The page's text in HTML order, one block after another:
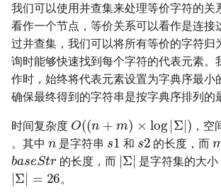
32.2. 从上到下打印二叉树 II
32.3. 从上到下打印二叉树 III
33. 二叉搜索树的后序遍历序
列
34. 二叉树中和为某一值的路
径
35. 复杂链表的复制
28. 展平多级双向链表
29. 排序的循环链表
30. 插入、删除和随机访问都
是 O(1) 的容器
31. 最近最少使用缓存
32. 有效的变位词
4.10. 检查子树
4.12. 求和路径
5.1. 插入
5.2. 二进制数转字符串
5.3. 翻转数位
我们可以使用并查集来处理等价字符的关
看作一个节点，等价关系可以看作是连接
过并查集，我们可以将所有等价的字符归
询时能够快速找到每个字符的代表元素。
作时，始终将代表元素设置为字典序最小
确保最终得到的字符串是按字典序排列的
时间复杂度
O (( )× log Σ|)
，空
。其中
n
是字符串
s1
和
s2
的长度，而
b ase Str
的长度，而
|Σ|
是字符集的大小
|Σ|=26
。